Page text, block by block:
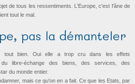
de tous les ressentiments. L'Europe, c'est l'âne de
tout le mal.
pas la démanteler
tout bien. Oui elle a trop cru dans les effets
du libre-échange des biens, des services, des
du monde entier.
mais ce qu'on en a fait. Ce que les Etats, par